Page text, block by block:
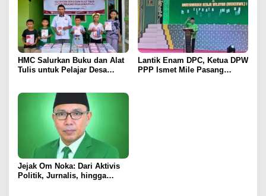
HMC Salurkan Buku dan Alat
Tulis untuk Pelajar Desa
Depan
Lantik Enam DPC, Ketua DPW
PPP Ismet Mile Pasang
Jejak Om Noka: Dari Aktivis
Politik, Jurnalis, hingga